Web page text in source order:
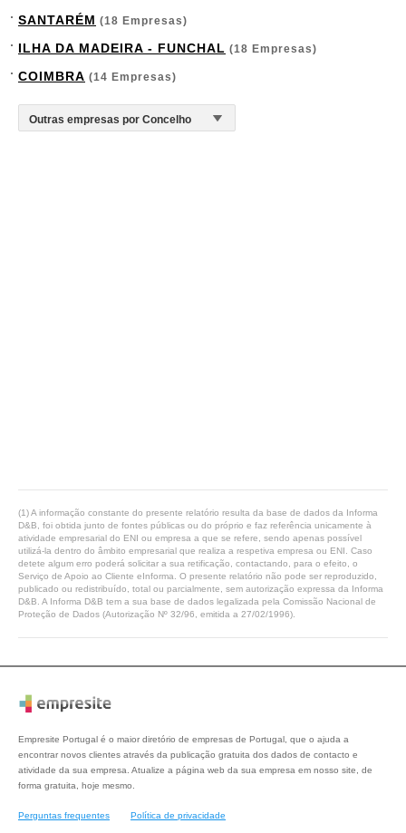
SANTARÉM (18 Empresas)
ILHA DA MADEIRA - FUNCHAL (18 Empresas)
COIMBRA (14 Empresas)
(1) A informação constante do presente relatório resulta da base de dados da Informa
D&B, foi obtida junto de fontes públicas ou do próprio e faz referência unicamente à
atividade empresarial do ENI ou empresa a que se refere, sendo apenas possível
utilizá-la dentro do âmbito empresarial que realiza a respetiva empresa ou ENI. Caso
detete algum erro poderá solicitar a sua retificação, contactando, para o efeito, o
Serviço de Apoio ao Cliente eInforma. O presente relatório não pode ser reproduzido,
publicado ou redistribuído, total ou parcialmente, sem autorização expressa da Informa
D&B. A Informa D&B tem a sua base de dados legalizada pela Comissão Nacional de
Proteção de Dados (Autorização Nº 32/96, emitida a 27/02/1996).
Empresite Portugal é o maior diretório de empresas de Portugal, que o ajuda a
encontrar novos clientes através da publicação gratuita dos dados de contacto e
atividade da sua empresa. Atualize a página web da sua empresa em nosso site, de
forma gratuita, hoje mesmo.
Perguntas frequentes Política de privacidade